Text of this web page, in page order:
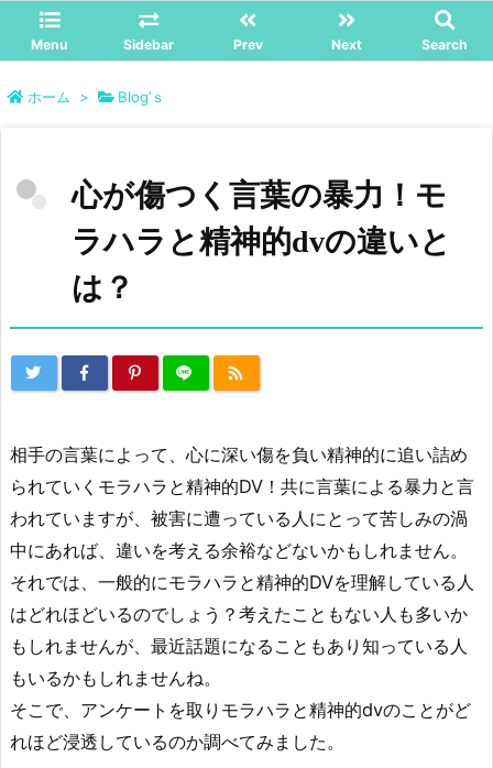
Menu Sidebar Prev Next Search
ホーム > Blog’ｓ
心が傷つく言葉の暴力！モ
ラハラと精神的dvの違いと
は？
相手の言葉によって、心に深い傷を負い精神的に追い詰め
られていくモラハラと精神的DV！共に言葉による暴力と言
われていますが、被害に遭っている人にとって苦しみの渦
中にあれば、違いを考える余裕などないかもしれません。
それでは、一般的にモラハラと精神的DVを理解している人
はどれほどいるのでしょう？考えたこともない人も多いか
もしれませんが、最近話題になることもあり知っている人
もいるかもしれませんね。
そこで、アンケートを取りモラハラと精神的dvのことがど
れほど浸透しているのか調べてみました。